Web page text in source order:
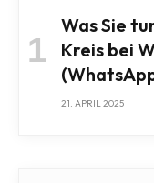
Was Sie
Kreis bei
21. APRIL 2025